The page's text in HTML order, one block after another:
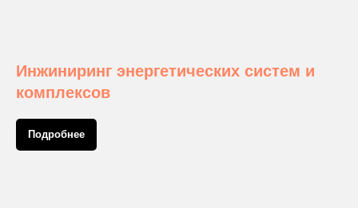
Инжиниринг энергетических систем и
комплексов
Подробнее